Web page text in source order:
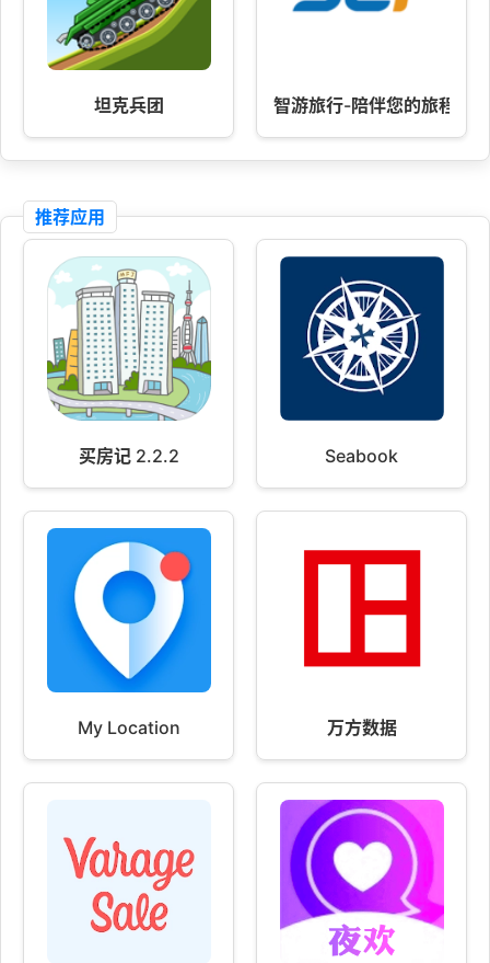
坦克兵团 智游旅行-陪伴您的旅程
推荐应用
买房记 2.2.2 Seabook
My Location 万方数据